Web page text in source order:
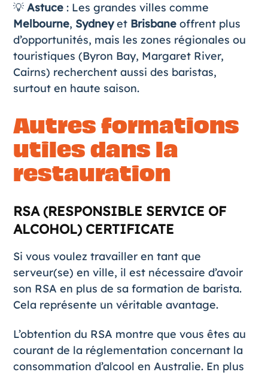
💡 Astuce: Les grandes villes comme
Melbourne, Sydneyet Brisbaneoffrent plus
d’opportunités, mais les zones régionales ou
touristiques (Byron Bay, Margaret River,
Cairns) recherchent aussi des baristas,
surtout en haute saison.
Autres formations
utiles dans la
restauration
RSA (RESPONSIBLE SERVICE OF
ALCOHOL) CERTIFICATE
Si vous voulez travailler en tant que
serveur(se) en ville, il est nécessaire d’avoir
son RSA en plus de sa formation de barista.
Cela représente un véritable avantage.
L’obtention du RSA montre que vous êtes au
courant de la réglementation concernant la
consommation d’alcool en Australie. En plus